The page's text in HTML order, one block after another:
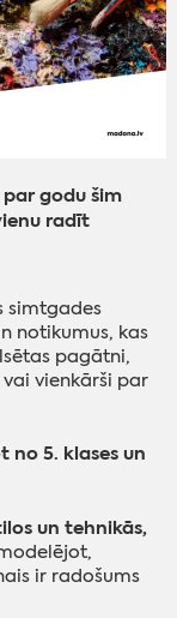
godu šim
radīt
simtgades
notikumus, kas
pagātni,
vienkārši par
no 5. klases un
un tehnikās,
ir radošums